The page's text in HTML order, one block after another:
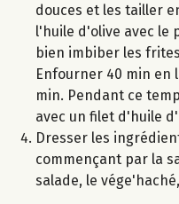
douces et les tailler
l'huile d'olive avec le
bien imbiber les
Enfourner 40 min en
min. Pendant ce
avec un filet d'huile
Dresser les
commençant par la
salade, le